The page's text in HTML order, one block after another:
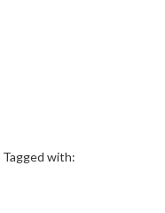
Tagged with: